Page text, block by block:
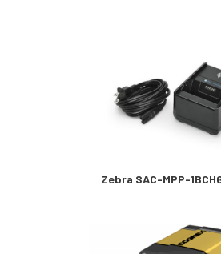
Zebra SAC-MPP-